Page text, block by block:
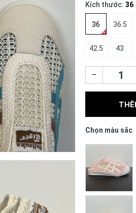
Kích thước: 36
36 36.5
42.5 43
–
Chọn màu sắc